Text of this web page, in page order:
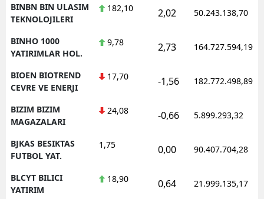
BINBN BIN ULASIM
TEKNOLOJILERI
182,10 2,02 50.243.138,70
BINHO 1000
YATIRIMLAR HOL.
9,78 2,73 164.727.594,19
BIOEN BIOTREND
CEVRE VE ENERJI
17,70 -1,56 182.772.498,89
BIZIM BIZIM
MAGAZALARI
24,08 -0,66 5.899.293,32
BJKAS BESIKTAS
FUTBOL YAT.
1,75 0,00 90.407.704,28
BLCYT BILICI
YATIRIM
18,90 0,64 21.999.135,17